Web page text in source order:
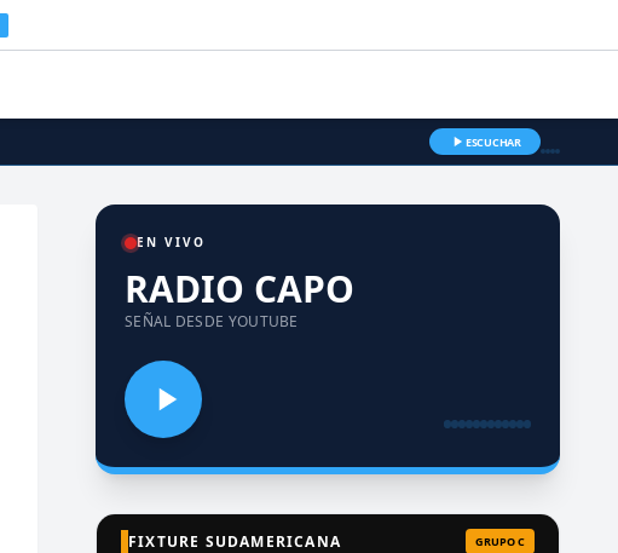
ESCUCHAR
EN VIVO
RADIO CAPO
SEÑAL DESDE YOUTUBE
FIXTURE SUDAMERICANA GRUPO C